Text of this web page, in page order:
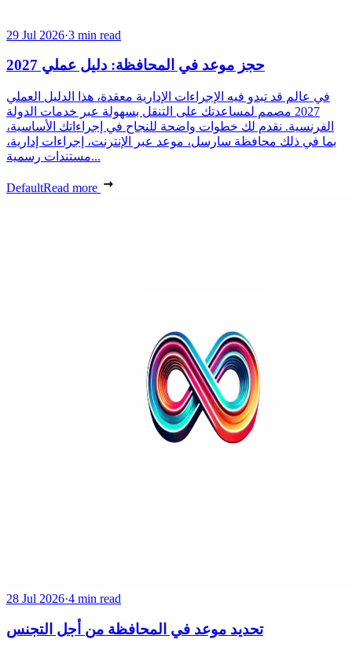
29 Jul 2026·3 min read
حجز موعد في المحافظة: دليل عملي 2027
في عالم قد تبدو فيه الإجراءات الإدارية معقدة، هذا الدليل العملي
2027 مصمم لمساعدتك على التنقل بسهولة عبر خدمات الدولة
الفرنسية. نقدم لك خطوات واضحة للنجاح في إجراءاتك الأساسية،
بما في ذلك محافظة سارسل، موعد عبر الإنترنت، إجراءات إدارية،
مستندات رسمية...
DefaultRead more
28 Jul 2026·4 min read
تحديد موعد في المحافظة من أجل التجنس